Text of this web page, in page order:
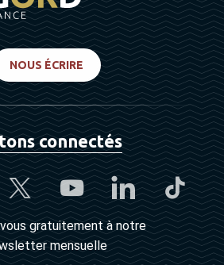
NOUS ÉCRIRE
connectés
gratuitement à notre
mensuelle